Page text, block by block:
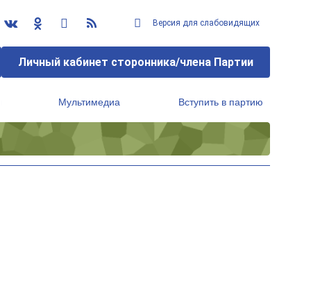
Версия для слабовидящих
Личный кабинет сторонника/члена Партии
Мультимедиа Вступить в партию